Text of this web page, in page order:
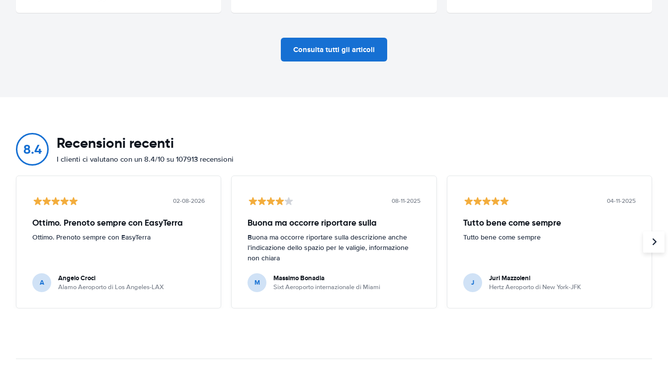
Consulta tutti gli articoli
8.4 Recensioni recenti
I clienti ci valutano con un 8.4/10 su 107913 recensioni
02-08-2026
Ottimo. Prenoto sempre con EasyTerra
Ottimo. Prenoto sempre con EasyTerra
A Angelo Croci
Alamo Aeroporto di Los Angeles-LAX
08-11-2025
Buona ma occorre riportare sulla
Buona ma occorre riportare sulla descrizione anche
l’indicazione dello spazio per le valigie, informazione
non chiara
M Massimo Bonadia
Sixt Aeroporto internazionale di Miami
04-11-2025
Tutto bene come sempre
Tutto bene come sempre
J Juri Mazzoleni
Hertz Aeroporto di New York-JFK